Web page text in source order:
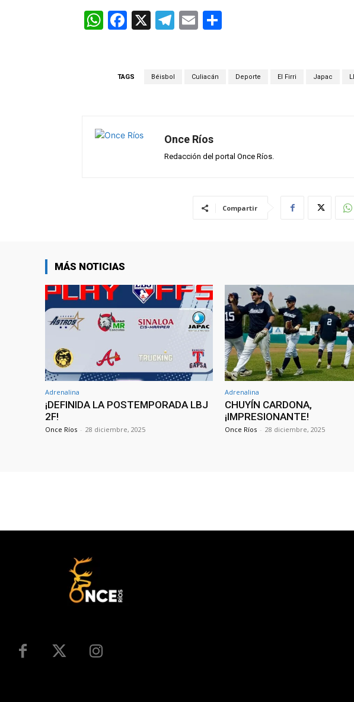
W
p
F
b
k
X
T
E
TAGS Béisbol Culiacán Deporte El Firri Japac
Once Ríos
Redacción del portal Once Ríos.
Compartir
MÁS NOTICIAS
Adrenalina
¡DEFINIDA LA POSTEMPORADA LBJ
2F!
Once Ríos - 28 diciembre, 2025
Adrenalina
CHUYÍN CARDONA,
¡IMPRESIONANTE!
Once Ríos - 28 diciembre, 2025